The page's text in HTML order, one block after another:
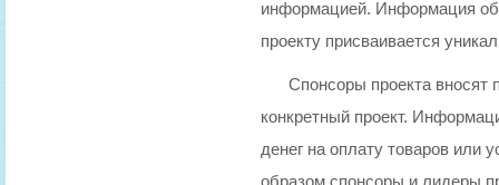
информацией. Информация об
проекту присваивается
Спонсоры проекта вносят
конкретный проект.
денег на оплату товаров или